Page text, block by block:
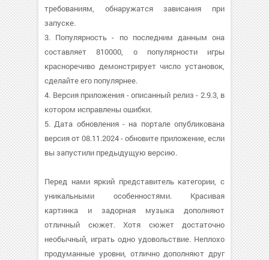
требованиям, обнаружатся зависания при
запуске.
3. Популярность - по последним данным она
составляет 810000, о популярности игры
красноречиво демонстрирует число установок,
сделайте его популярнее.
4. Версия приложения - описанный релиз - 2.9.3, в
котором исправлены ошибки.
5. Дата обновления - на портале опубликована
версия от 08.11.2024 - обновите приложение, если
вы запустили предыдущую версию.
Перед нами яркий представитель категории, с
уникальными особенностями. Красивая
картинка и задорная музыка дополняют
отличный сюжет. Хотя сюжет достаточно
необычный, играть одно удовольствие. Неплохо
продуманные уровни, отлично дополняют друг